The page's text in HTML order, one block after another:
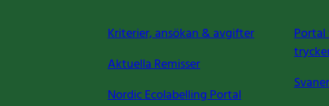
Kriterier, ansökan & avgifter
Aktuella Remisser
Nordic Ecolabelling Portal
Portal